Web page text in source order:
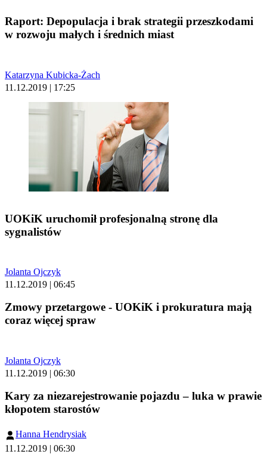
Raport: Depopulacja i brak strategii przeszkodami
w rozwoju małych i średnich miast
Katarzyna Kubicka-Żach
11.12.2019 | 17:25
UOKiK uruchomił profesjonalną stronę dla
sygnalistów
Jolanta Ojczyk
11.12.2019 | 06:45
Zmowy przetargowe - UOKiK i prokuratura mają
coraz więcej spraw
Jolanta Ojczyk
11.12.2019 | 06:30
Kary za niezarejestrowanie pojazdu – luka w prawie
kłopotem starostów
Hanna Hendrysiak
11.12.2019 | 06:30